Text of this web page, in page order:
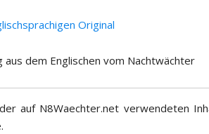
Original
aus dem Englischen vom Nachtwächter
auf N8Waechter.net verwendeten